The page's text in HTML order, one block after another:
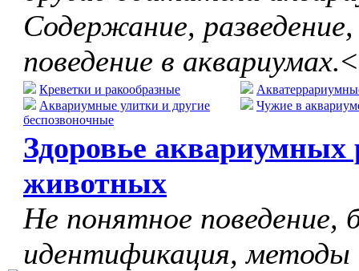
Содержание, разведение,
поведение в аквариумах.<
Креветки и ракообразные
Аквариумные улитки и другие
беспозвоночные
Чужие в
Здоровье
животных
Не понятное поведение,
идентификация, методы